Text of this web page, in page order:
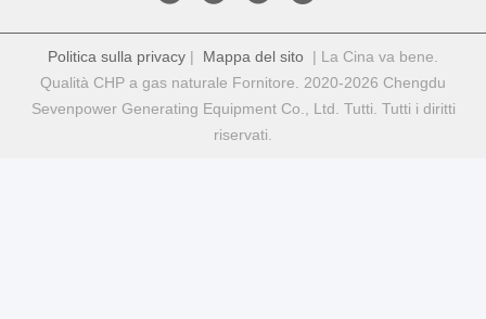
Politica sulla privacy | Mappa del sito | La Cina va bene.
Qualità CHP a gas naturale Fornitore. 2020-2026 Chengdu
Sevenpower Generating Equipment Co., Ltd. Tutti. Tutti i diritti
riservati.